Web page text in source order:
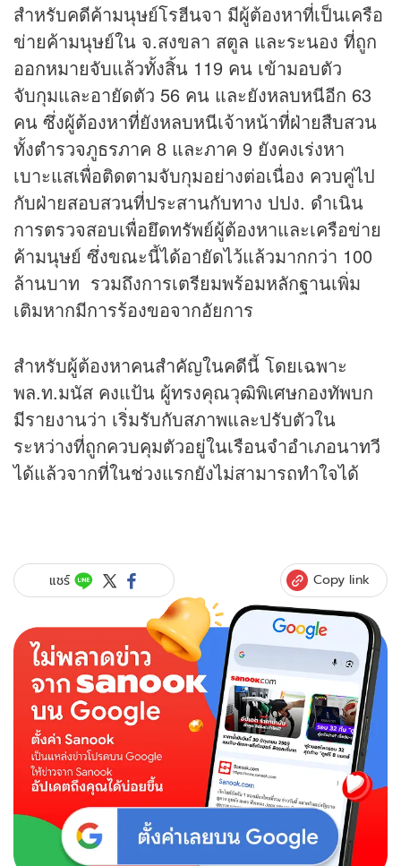
สำหรับคดีค้ามนุษย์โรฮีนจา มีผู้ต้องหาที่เป็นเครือ
ข่ายค้ามนุษย์ใน จ.สงขลา สตูล และระนอง ที่ถูก
ออกหมายจับแล้วทั้งสิ้น 119 คน เข้ามอบตัว
จับกุมและอายัดตัว 56 คน และยังหลบหนีอีก 63
คน ซึ่งผู้ต้องหาที่ยังหลบหนีเจ้าหน้าที่ฝ่ายสืบสวน
ทั้งตำรวจภูธรภาค 8 และภาค 9 ยังคงเร่งหา
เบาะแสเพื่อติดตามจับกุมอย่างต่อเนื่อง ควบคู่ไป
กับฝ่ายสอบสวนที่ประสานกับทาง ปปง. ดำเนิน
การตรวจสอบเพื่อยึดทรัพย์ผู้ต้องหาและเครือข่าย
ค้ามนุษย์ ซึ่งขณะนี้ได้อายัดไว้แล้วมากกว่า 100
ล้านบาท รวมถึงการเตรียมพร้อมหลักฐานเพิ่ม
เติมหากมีการร้องขอจากอัยการ
สำหรับผู้ต้องหาคนสำคัญในคดีนี้ โดยเฉพาะ
พล.ท.มนัส คงแป้น ผู้ทรงคุณวุฒิพิเศษกองทัพบก
มีรายงานว่า เริ่มรับกับสภาพและปรับตัวใน
ระหว่างที่ถูกควบคุมตัวอยู่ในเรือนจำอำเภอนาทวี
ได้แล้วจากที่ในช่วงแรกยังไม่สามารถทำใจได้
แชร์ Copy link